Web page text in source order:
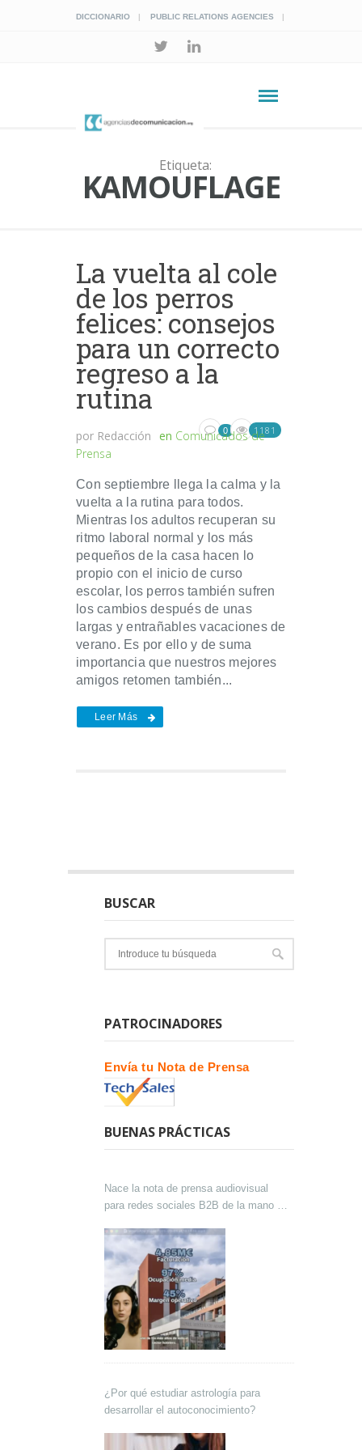
DICCIONARIO PUBLIC RELATIONS AGENCIES
Etiqueta:
KAMOUFLAGE
La vuelta al cole
de los perros
felices: consejos
para un correcto
regreso a la
rutina
por Redacción en Comunicados de
Prensa
0 1181
Con septiembre llega la calma y la
vuelta a la rutina para todos.
Mientras los adultos recuperan su
ritmo laboral normal y los más
pequeños de la casa hacen lo
propio con el inicio de curso
escolar, los perros también sufren
los cambios después de unas
largas y entrañables vacaciones de
verano. Es por ello y de suma
importancia que nuestros mejores
amigos retomen también...
Leer Más
BUSCAR
PATROCINADORES
Envía tu Nota de Prensa
BUENAS PRÁCTICAS
Nace la nota de prensa audiovisual
para redes sociales B2B de la mano de
¿Por qué estudiar astrología para
desarrollar el autoconocimiento?